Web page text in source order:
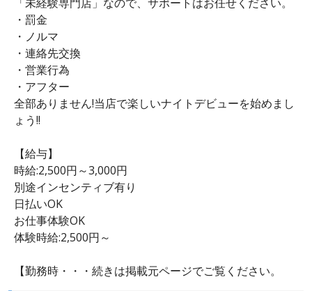
・罰金
・ノルマ
・連絡先交換
・営業行為
・アフター
全部ありません!当店で楽しいナイトデビューを始めまし
ょう!!
【給与】
時給:2,500円～3,000円
別途インセンティブ有り
日払いOK
お仕事体験OK
体験時給:2,500円～
【勤務時・・・続きは掲載元ページでご覧ください。